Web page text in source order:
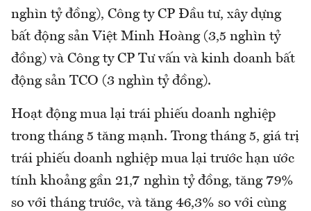
nghìn tỷ đồng), Công ty CP Đầu tư, xây dựng
bất động sản Việt Minh Hoàng (3,5 nghìn tỷ
đồng) và Công ty CP Tư vấn và kinh doanh bất
động sản TCO (3 nghìn tỷ đồng).
Hoạt động mua lại trái phiếu doanh nghiệp
trong tháng 5 tăng mạnh. Trong tháng 5, giá trị
trái phiếu doanh nghiệp mua lại trước hạn ước
tính khoảng gần 21,7 nghìn tỷ đồng, tăng 79%
so với tháng trước, và tăng 46,3% so với cùng